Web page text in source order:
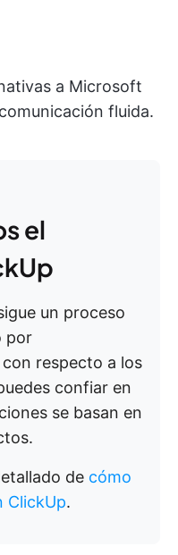
a Microsoft
fluida.
el
un proceso
por
respecto a los
confiar en
se basan en
de cómo
ClickUp.